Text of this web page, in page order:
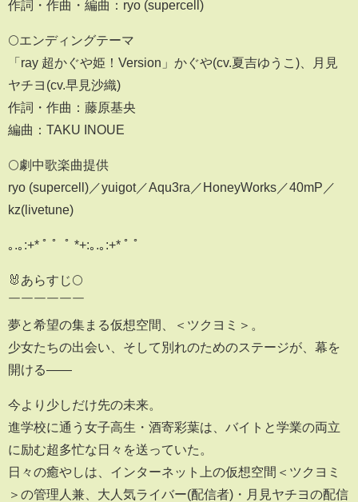
作詞・作曲・編曲：ryo (supercell)
🌕エンディングテーマ
「ray 超かぐや姫！Version」かぐや(cv.夏吉ゆうこ)、月見
ヤチヨ(cv.早見沙織)
作詞・作曲：藤原基央
編曲：TAKU INOUE
🌕劇中歌楽曲提供
ryo (supercell)／yuigot／Aqu3ra／HoneyWorks／40mP／
kz(livetune)
｡.｡:+* ﾟ ゜ﾟ *+:｡.｡:+* ﾟ ゜
🐰あらすじ🌕
￣￣￣￣￣￣
夢と希望の集まる仮想空間、＜ツクヨミ＞。
少女たちの出会い、そして別れのためのステージが、幕を
開ける——
今より少しだけ先の未来。
進学校に通う女子高生・酒寄彩葉は、バイトと学業の両立
に励む超多忙な日々を送っていた。
日々の癒やしは、インターネット上の仮想空間＜ツクヨミ
＞の管理人兼、大人気ライバー(配信者)・月見ヤチヨの配信